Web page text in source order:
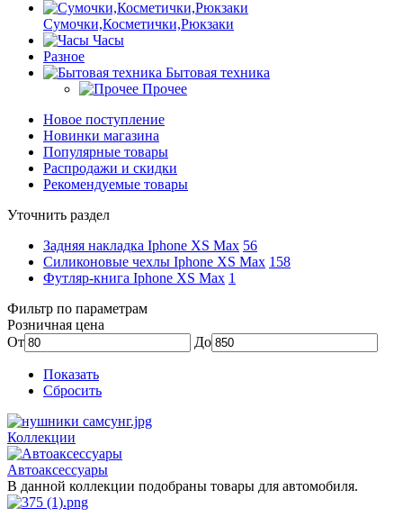
Сумочки,Косметички,Рюкзаки
Часы
Разное
Бытовая техника
Прочее
Новое поступление
Новинки магазина
Популярные товары
Распродажи и скидки
Рекомендуемые товары
Уточнить раздел
Задняя накладка Iphone XS Max 56
Силиконовые чехлы Iphone XS Max 158
Футляр-книга Iphone XS Max 1
Фильтр по параметрам
Розничная цена
От
До
Показать
Сбросить
Коллекции
Автоаксессуары
В данной коллекции подобраны товары для автомобиля.